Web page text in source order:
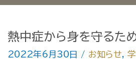
キ
プ熱中症から身を守るた
2022年6月30日 / お知らせ,